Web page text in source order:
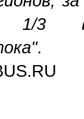
1/3
.